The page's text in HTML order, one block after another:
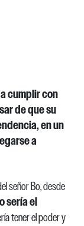
cumplir con
de que su
en un
a
señor Bo, desde
sería el
tener el poder y